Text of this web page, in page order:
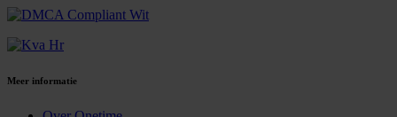
Meer informatie